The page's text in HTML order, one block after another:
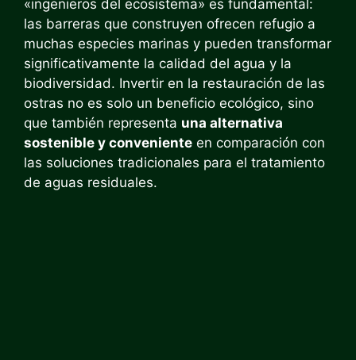
«ingenieros del ecosistema» es fundamental:
las barreras que construyen ofrecen refugio a
muchas especies marinas y pueden transformar
significativamente la calidad del agua y la
biodiversidad. Invertir en la restauración de las
ostras no es solo un beneficio ecológico, sino
que también representa una alternativa
sostenible y conveniente en comparación con
las soluciones tradicionales para el tratamiento
de aguas residuales.